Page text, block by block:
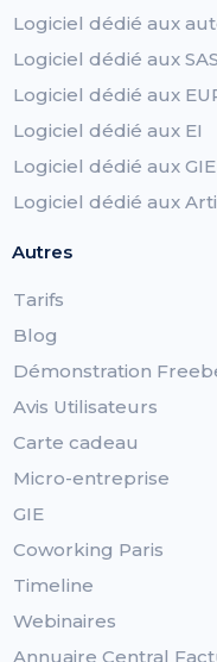
Logiciel dédié aux
Logiciel dédié aux
Logiciel dédié aux
Logiciel dédié aux EI
Logiciel dédié aux GIE
Logiciel dédié aux
Autres
Tarifs
Blog
Démonstration
Avis Utilisateurs
Carte cadeau
Micro-entreprise
GIE
Coworking Paris
Timeline
Webinaires
Annuaire Central